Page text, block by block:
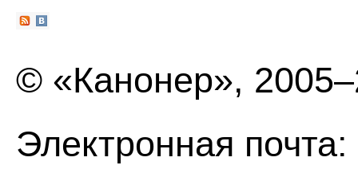
© «Канонер»,
Электронная почта: